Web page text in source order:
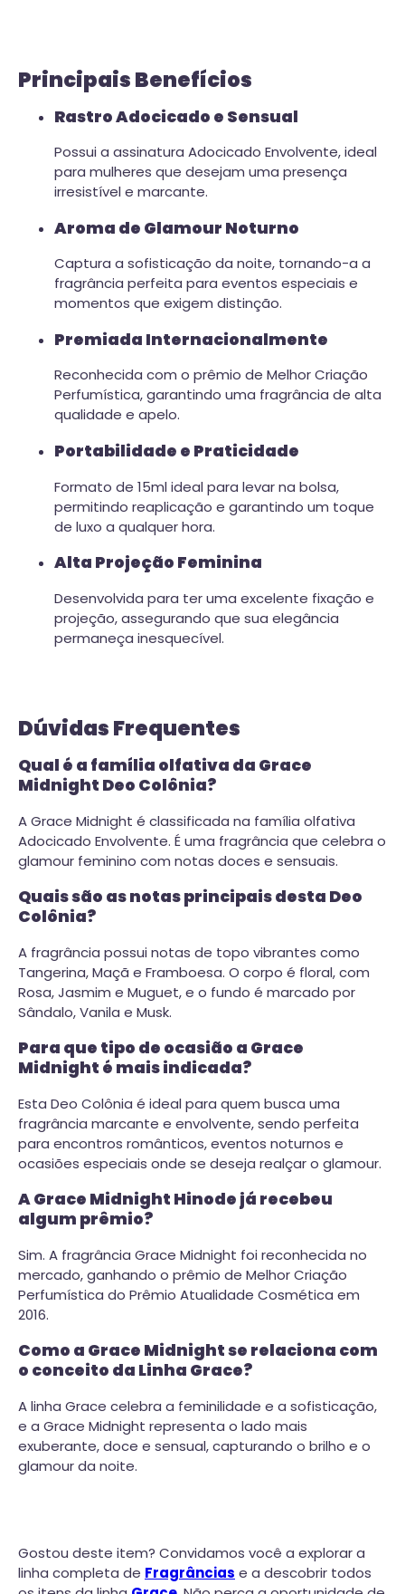
Principais Benefícios
Rastro Adocicado e Sensual
Possui a assinatura Adocicado Envolvente, ideal
para mulheres que desejam uma presença
irresistível e marcante.
Aroma de Glamour Noturno
Captura a sofisticação da noite, tornando-a a
fragrância perfeita para eventos especiais e
momentos que exigem distinção.
Premiada Internacionalmente
Reconhecida com o prêmio de Melhor Criação
Perfumística, garantindo uma fragrância de alta
qualidade e apelo.
Portabilidade e Praticidade
Formato de 15ml ideal para levar na bolsa,
permitindo reaplicação e garantindo um toque
de luxo a qualquer hora.
Alta Projeção Feminina
Desenvolvida para ter uma excelente fixação e
projeção, assegurando que sua elegância
permaneça inesquecível.
Dúvidas Frequentes
Qual é a família olfativa da Grace
Midnight Deo Colônia?
A Grace Midnight é classificada na família olfativa
Adocicado Envolvente. É uma fragrância que celebra o
glamour feminino com notas doces e sensuais.
Quais são as notas principais desta Deo
Colônia?
A fragrância possui notas de topo vibrantes como
Tangerina, Maçã e Framboesa. O corpo é floral, com
Rosa, Jasmim e Muguet, e o fundo é marcado por
Sândalo, Vanila e Musk.
Para que tipo de ocasião a Grace
Midnight é mais indicada?
Esta Deo Colônia é ideal para quem busca uma
fragrância marcante e envolvente, sendo perfeita
para encontros românticos, eventos noturnos e
ocasiões especiais onde se deseja realçar o glamour.
A Grace Midnight Hinode já recebeu
algum prêmio?
Sim. A fragrância Grace Midnight foi reconhecida no
mercado, ganhando o prêmio de Melhor Criação
Perfumística do Prêmio Atualidade Cosmética em
2016.
Como a Grace Midnight se relaciona com
o conceito da Linha Grace?
A linha Grace celebra a feminilidade e a sofisticação,
e a Grace Midnight representa o lado mais
exuberante, doce e sensual, capturando o brilho e o
glamour da noite.
Gostou deste item? Convidamos você a explorar a
linha completa de Fragrâncias e a descobrir todos